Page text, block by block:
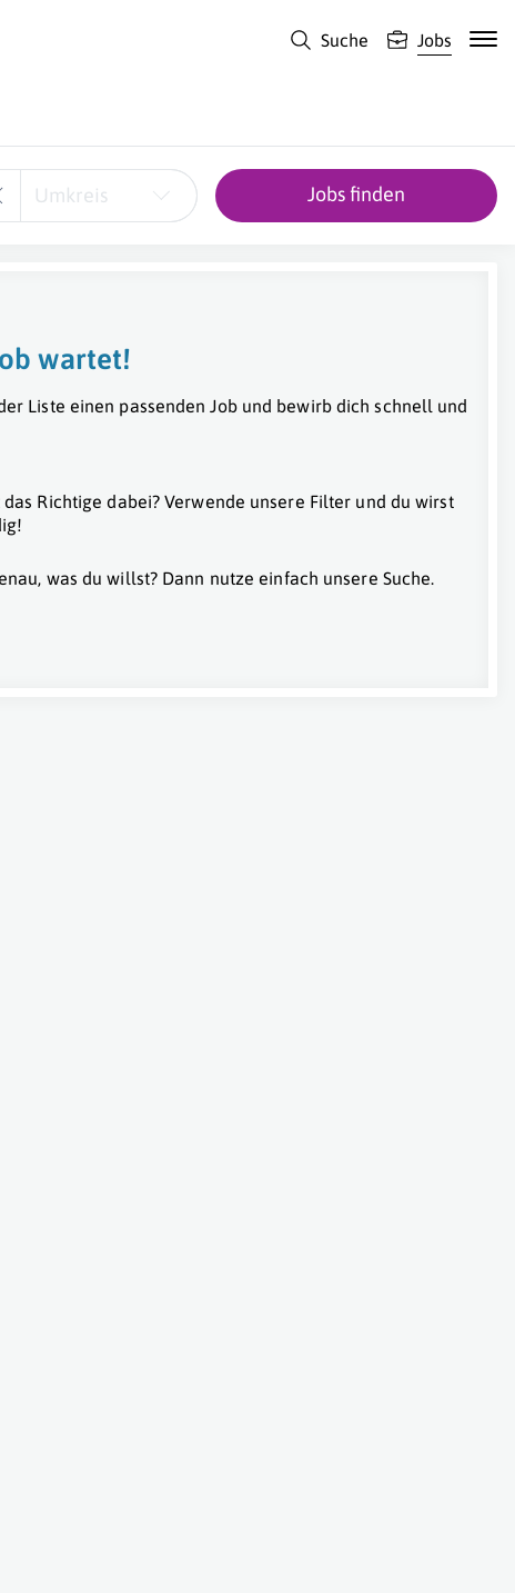
Suche Jobs
Umkreis Jobs finden
wartet!
Liste einen passenden Job und bewirb dich schnell und
Richtige dabei? Verwende unsere Filter und du wirst
was du willst? Dann nutze einfach unsere Suche.